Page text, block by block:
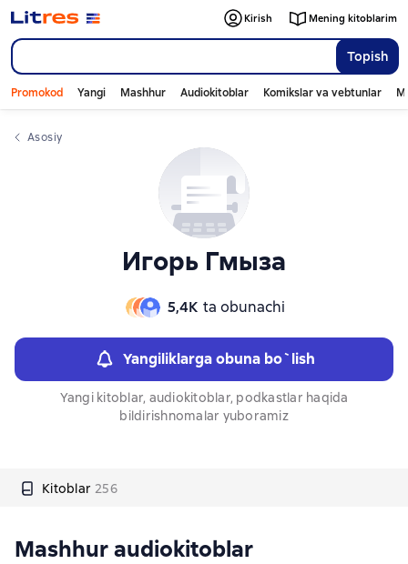
Topish
Kirish Mening kitoblarim
Promokod Yangi Mashhur Audiokitoblar Komikslar va vebtunlar
Asosiy
Игорь Гмыза
5,4К ta obunachi
Yangiliklarga obuna bo`lish
Yangi kitoblar, audiokitoblar, podkastlar haqida
bildirishnomalar yuboramiz
Kitoblar 256
Слайдер с книгами
Mashhur audiokitoblar